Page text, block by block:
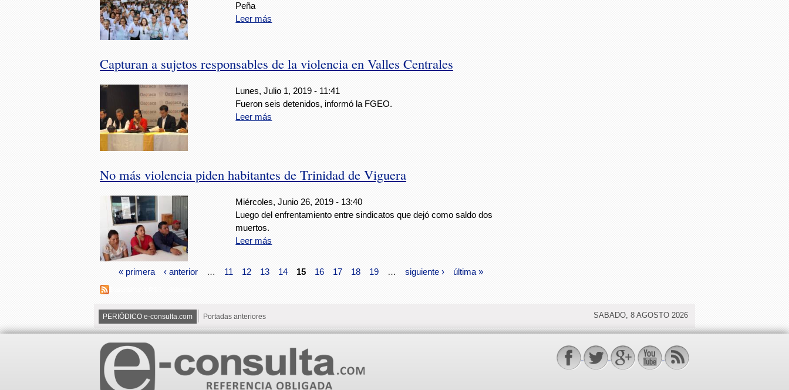
Peña
Leer más
Capturan a sujetos responsables de la violencia en Valles Centrales
Lunes, Julio 1, 2019 - 11:41
Fueron seis detenidos, informó la FGEO.
Leer más
No más violencia piden habitantes de Trinidad de Viguera
Miércoles, Junio 26, 2019 - 13:40
Luego del enfrentamiento entre sindicatos que dejó como saldo dos
muertos.
Leer más
« primera ‹ anterior … 11 12 13 14 15 16 17 18 19 … siguiente › última »
PERIÓDICO e-consulta.com Portadas anteriores SABADO, 8 AGOSTO 2026